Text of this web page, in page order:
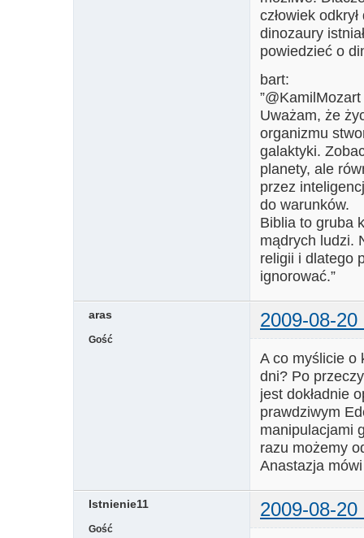
człowiek
dinozaury
powiedzieć o
bart:
”@KamilMozart
Uważam, że
organizmu
galaktyki.
planety, ale
przez
do warunków.
Biblia to gruba
mądrych ludzi.
religii i dlatego
ignorować.”
aras 2009-08-20
Gość
A co myślicie o
dni? Po
jest dokładnie
prawdziwym
manipulacjami
razu możemy
Anastazja
Istnienie11 2009-08-20
Gość